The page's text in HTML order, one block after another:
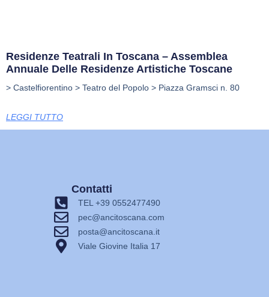
Residenze Teatrali In Toscana – Assemblea
Annuale Delle Residenze Artistiche Toscane
> Castelfiorentino > Teatro del Popolo > Piazza Gramsci n. 80
LEGGI TUTTO
Contatti
TEL +39 0552477490
pec@ancitoscana.com
posta@ancitoscana.it
Viale Giovine Italia 17